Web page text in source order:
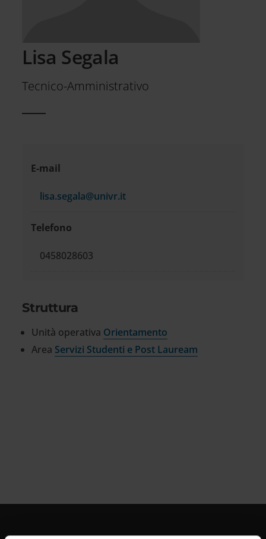
Lisa Segala
Tecnico-Amministrativo
Informazioni
contatto
E-mail
lisa.segala@univr.it
Telefono
0458028603
Struttura
Unità operativa Orientamento
Area Servizi Studenti e Post Lauream